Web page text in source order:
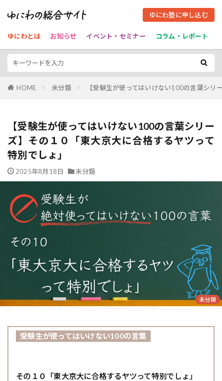
ゆにわ塾に申し込む
ゆにわとは お知らせ イベント・セミナー コラム・レポート
HOME 未分類 【受験生が使ってはいけない100の言葉シ
【受験生が使ってはいけない100の言葉シリー
ズ】その１０「東大京大に合格するヤツって
特別でしょ」
2025年8月18日 未分類
未分類
受験生が使ってはいけない100の言葉
その１０「東大京大に合格するヤツって特別でしょ」